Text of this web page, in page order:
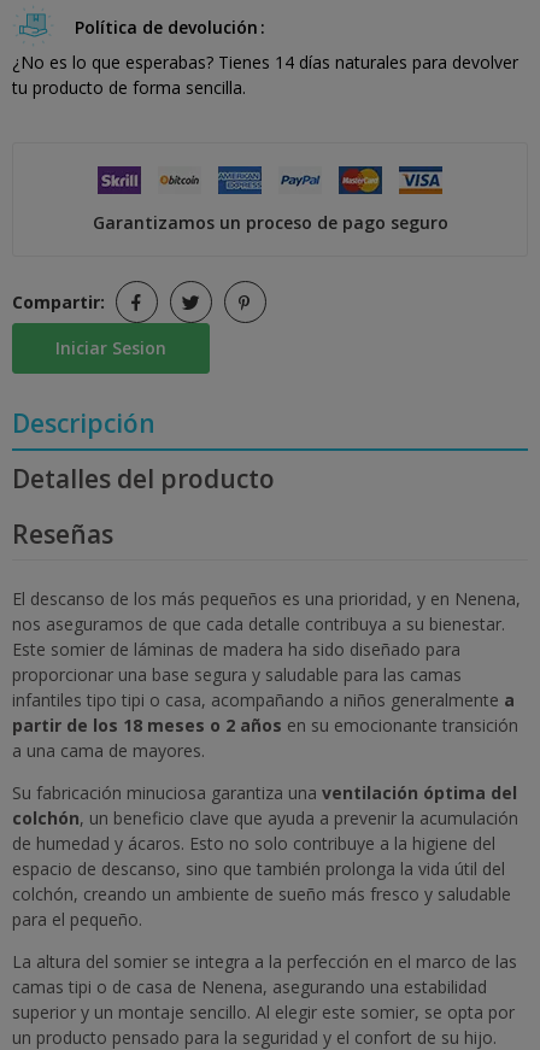
Política de devolución
¿No es lo que esperabas? Tienes 14 días naturales para devolver
tu producto de forma sencilla.
Garantizamos un proceso de pago seguro
Compartir:
Iniciar Sesion
Descripción
Detalles del producto
Reseñas
El descanso de los más pequeños es una prioridad, y en Nenena,
nos aseguramos de que cada detalle contribuya a su bienestar.
Este somier de láminas de madera ha sido diseñado para
proporcionar una base segura y saludable para las camas
infantiles tipo tipi o casa, acompañando a niños generalmente a
partir de los 18 meses o 2 años en su emocionante transición
a una cama de mayores.
Su fabricación minuciosa garantiza una ventilación óptima del
colchón, un beneficio clave que ayuda a prevenir la acumulación
de humedad y ácaros. Esto no solo contribuye a la higiene del
espacio de descanso, sino que también prolonga la vida útil del
colchón, creando un ambiente de sueño más fresco y saludable
para el pequeño.
La altura del somier se integra a la perfección en el marco de las
camas tipi o de casa de Nenena, asegurando una estabilidad
superior y un montaje sencillo. Al elegir este somier, se opta por
un producto pensado para la seguridad y el confort de su hijo.